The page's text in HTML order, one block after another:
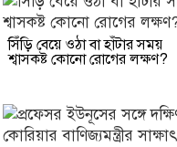
সিঁড়ি বেয়ে ওঠা বা হাঁটার সময়
শ্বাসকষ্ট কোনো রোগের লক্ষণ?